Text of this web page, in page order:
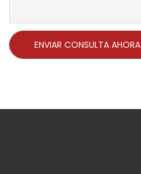
ENVIAR CONSULTA AHORA